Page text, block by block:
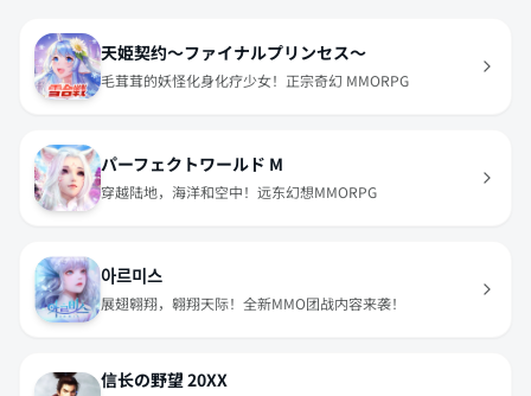
天姫契约～ファイナルプリンセス～
毛茸茸的妖怪化身化疗少女！正宗奇幻 MMORPG
パーフェクトワールド M
穿越陆地，海洋和空中！远东幻想MMORPG
아르미스
展翅翱翔，翱翔天际！全新MMO团战内容来袭！
信长の野望 20XX